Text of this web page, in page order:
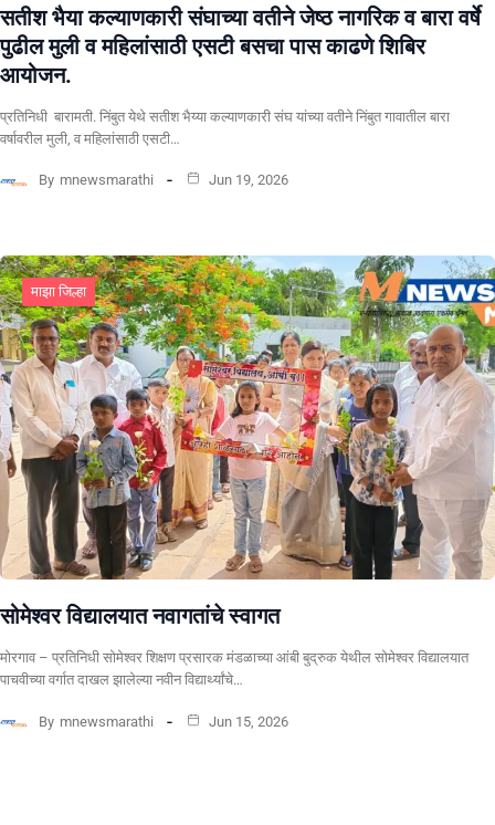
सतीश भैया कल्याणकारी संघाच्या वतीने जेष्ठ नागरिक व बारा वर्षे
पुढील मुली व महिलांसाठी एसटी बसचा पास काढणे शिबिर
आयोजन.
प्रतिनिधी बारामती. निंबुत येथे सतीश भैय्या कल्याणकारी संघ यांच्या वतीने निंबुत गावातील बारा
वर्षावरील मुली, व महिलांसाठी एसटी…
By mnewsmarathi Jun 19, 2026
माझा जिल्हा
सोमेश्वर विद्यालयात नवागतांचे स्वागत
मोरगाव – प्रतिनिधी सोमेश्वर शिक्षण प्रसारक मंडळाच्या आंबी बुद्रुक येथील सोमेश्वर विद्यालयात
पाचवीच्या वर्गात दाखल झालेल्या नवीन विद्यार्थ्यांचे…
By mnewsmarathi Jun 15, 2026